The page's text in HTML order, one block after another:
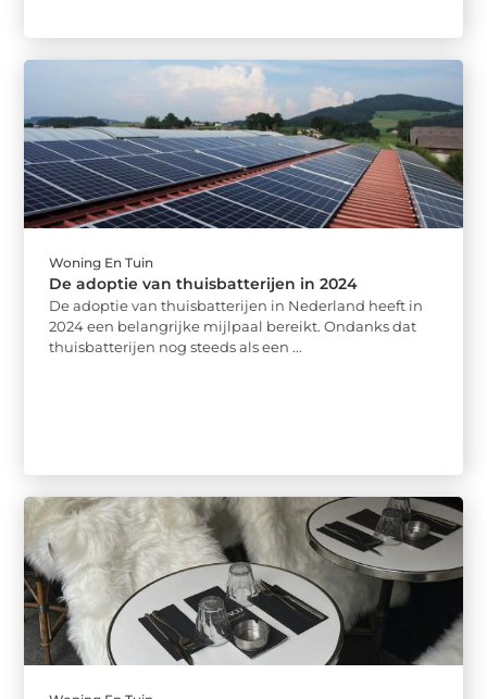
Woning En Tuin
De adoptie van thuisbatterijen in 2024
De adoptie van thuisbatterijen in Nederland heeft in
2024 een belangrijke mijlpaal bereikt. Ondanks dat
thuisbatterijen nog steeds als een ...